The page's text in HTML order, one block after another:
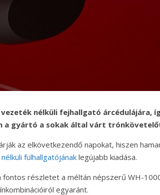
nélküli fejhallgató árcédulájára,
a gyártó a sokak által várt
az elkövetkezendő napokat, hiszen
fülhallgatójánaklegújabb kiadása.
részletet a méltán népszerű WH-
egyaránt.